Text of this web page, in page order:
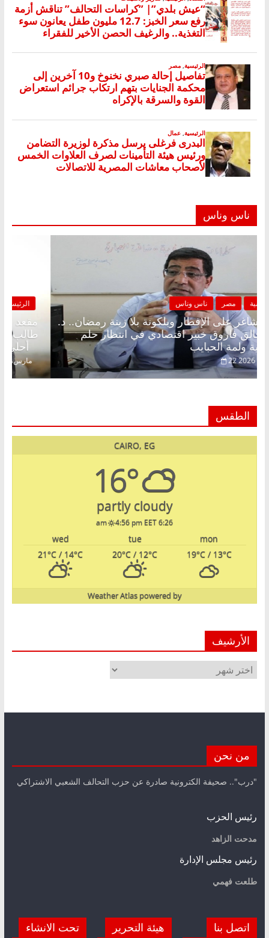
ناس وناس
الرئيسية مصر ناس وناس
مقعد شاغر على الإفطار وبلكونة بلا زينة رمضان.. د.
عبدالخالق فاروق خبير اقتصادي في انتظار حلم
الحرية ولمة الحبايب
22 فبراير، 2026
الطقس
CAIRO, EG
16°
partly cloudy
6:26 am
4:56 pm EET
mon
tue
wed
19°C/ 13°C
20°C / 12°C
21°C / 14°C
powered by
Weather Atlas
الأرشيف
الأرشيف
من نحن
"درب".. صحيفة الكترونية صادرة عن حزب التحالف الشعبي الاشتراكي
رئيس الحزب
مدحت الزاهد
رئيس مجلس الإدارة
طلعت فهمي
اتصل بنا هيئة التحرير تحت الانشاء